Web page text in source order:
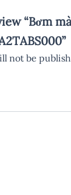
“Bơm
not be